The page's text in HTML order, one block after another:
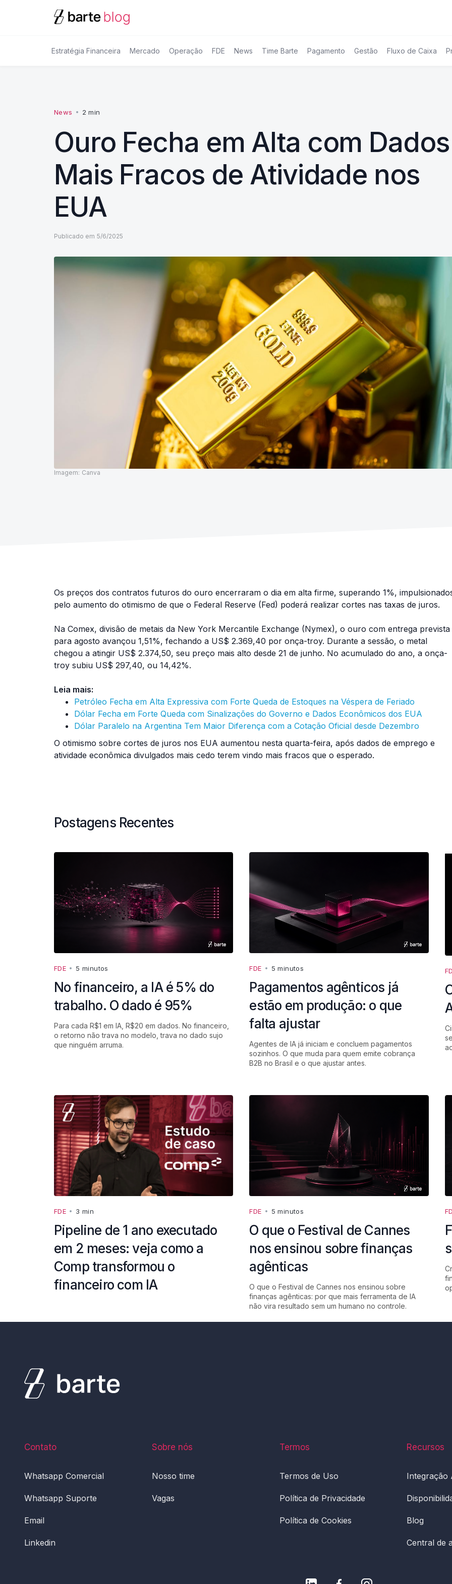
Estratégia Financeira Mercado Operação FDE News Time Barte Pagamento Gestão Fluxo de Caixa
News • 2 min
Ouro Fecha em Alta com Dados
Mais Fracos de Atividade nos
EUA
Publicado em 5/6/2025
Imagem: Canva
Os preços dos contratos futuros do ouro encerraram o dia em alta firme, superando 1%,
pelo aumento do otimismo de que o Federal Reserve (Fed) poderá realizar cortes nas taxas de juros.
Na Comex, divisão de metais da New York Mercantile Exchange (Nymex), o ouro com entrega prevista
para agosto avançou 1,51%, fechando a US$ 2.369,40 por onça-troy. Durante a sessão, o metal
chegou a atingir US$ 2.374,50, seu preço mais alto desde 21 de junho. No acumulado do ano, a onça-
troy subiu US$ 297,40, ou 14,42%.
Leia mais:
Petróleo Fecha em Alta Expressiva com Forte Queda de Estoques na Véspera de Feriado
Dólar Fecha em Forte Queda com Sinalizações do Governo e Dados Econômicos dos EUA
Dólar Paralelo na Argentina Tem Maior Diferença com a Cotação Oficial desde Dezembro
O otimismo sobre cortes de juros nos EUA aumentou nesta quarta-feira, após dados de emprego e
atividade econômica divulgados mais cedo terem vindo mais fracos que o esperado.
Postagens Recentes
FDE • 5 minutos
No financeiro, a IA é 5% do
trabalho. O dado é 95%
Para cada R$1 em IA, R$20 em dados. No financeiro,
o retorno não trava no modelo, trava no dado sujo
que ninguém arruma.
FDE • 5 minutos
Pagamentos agênticos já
estão em produção: o que
falta ajustar
Agentes de IA já iniciam e concluem pagamentos
sozinhos. O que muda para quem emite cobrança
B2B no Brasil e o que ajustar antes.
FDE • 3 min
Pipeline de 1 ano executado
em 2 meses: veja como a
Comp transformou o
financeiro com IA
FDE • 5 minutos
O que o Festival de Cannes
nos ensinou sobre finanças
agênticas
O que o Festival de Cannes nos ensinou sobre
finanças agênticas: por que mais ferramenta de IA
não vira resultado sem um humano no controle.
Contato
Whatsapp Comercial
Whatsapp Suporte
Email
Linkedin
Sobre nós
Nosso time
Vagas
Termos
Termos de Uso
Política de Privacidade
Política de Cookies
Recursos
Integração
Blog
Central de